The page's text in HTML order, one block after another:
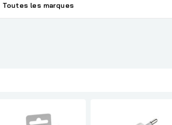
Toutes les marques